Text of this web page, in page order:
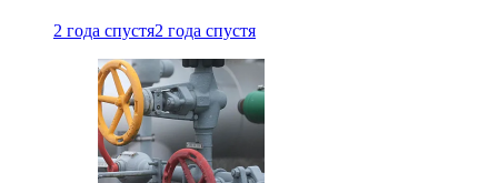
2 года спустя2 года спустя